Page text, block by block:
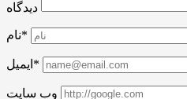
دیدگاه
نام*
ایمیل*
وب سایت